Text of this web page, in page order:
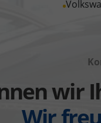
MINI
Alle
wir
Wir